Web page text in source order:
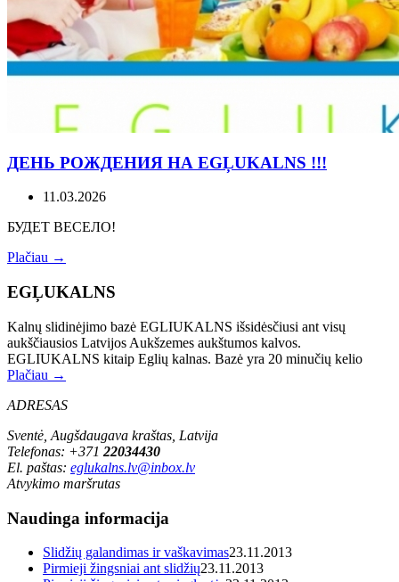
ДЕНЬ РОЖДЕНИЯ НА EGĻUKALNS !!!
11.03.2026
БУДЕТ ВЕСЕЛО!
Plačiau →
EGĻUKALNS
Kalnų slidinėjimo bazė EGLIUKALNS išsidėsčiusi ant visų
aukščiausios Latvijos Aukšzemes aukštumos kalvos.
EGLIUKALNS kitaip Eglių kalnas. Bazė yra 20 minučių kelio
Plačiau →
ADRESAS
Sventė, Augšdaugava kraštas, Latvija
Telefonas: +371 22034430
El. paštas: eglukalns.lv@inbox.lv
Atvykimo maršrutas
Naudinga informacija
Slidžių galandimas ir vaškavimas23.11.2013
Pirmieji žingsniai ant slidžių23.11.2013